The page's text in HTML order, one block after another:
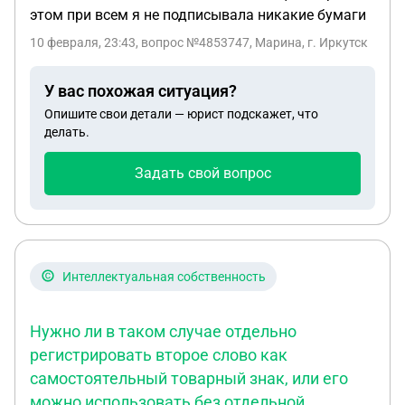
этом при всем я не подписывала никакие бумаги
10 февраля, 23:43, вопрос №4853747, Марина, г. Иркутск
У вас похожая ситуация?
Опишите свои детали — юрист подскажет, что
делать.
Задать свой вопрос
Интеллектуальная собственность
Нужно ли в таком случае отдельно
регистрировать второе слово как
самостоятельный товарный знак, или его